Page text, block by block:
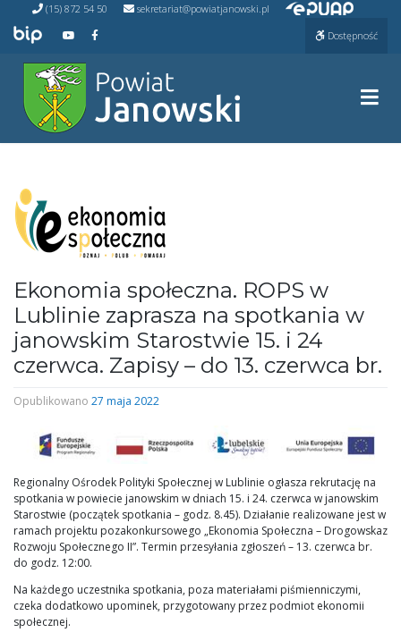
Przejdź
treści
(15) 872 54 50 sekretariat@powiatjanowski.pl Przejdź do ePUAP
Przejdź do BIP Przejdź do naszego kanału na YouTube
Przejdź do naszego kanału na Facebooku Dostępność
Ekonomia społeczna. ROPS w
Lublinie zaprasza na spotkania w
janowskim Starostwie 15. i 24
czerwca. Zapisy – do 13. czerwca br.
Opublikowano 27 maja 2022
Regionalny Ośrodek Polityki Społecznej w Lublinie ogłasza rekrutację na
spotkania w powiecie janowskim w dniach 15. i 24. czerwca w janowskim
Starostwie (początek spotkania – godz. 8.45). Działanie realizowane jest w
ramach projektu pozakonkursowego „Ekonomia Społeczna – Drogowskaz
Rozwoju Społecznego II”. Termin przesyłania zgłoszeń – 13. czerwca br.
do godz. 12:00.
Na każdego uczestnika spotkania, poza materiałami piśmienniczymi,
czeka dodatkowo upominek, przygotowany przez podmiot ekonomii
społecznej.